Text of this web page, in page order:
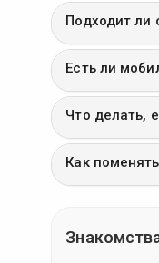
Подходит ли
Есть ли
Что делать,
Как